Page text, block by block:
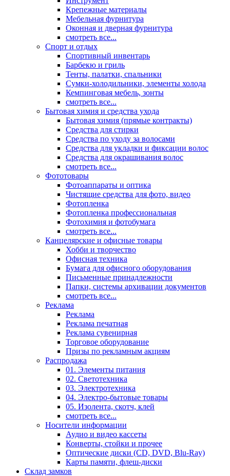
Крепежные материалы
Мебельная фурнитура
Оконная и дверная фурнитура
смотреть все...
Спорт и отдых
Спортивный инвентарь
Барбекю и гриль
Тенты, палатки, спальники
Сумки-холодильники, элементы холода
Кемпинговая мебель, зонты
смотреть все...
Бытовая химия и средства ухода
Бытовая химия (прямые контракты)
Средства для стирки
Средства по уходу за волосами
Средства для укладки и фиксации волос
Средства для окрашивания волос
смотреть все...
Фототовары
Фотоаппараты и оптика
Чистящие средства для фото, видео
Фотопленка
Фотопленка профессиональная
Фотохимия и фотобумага
смотреть все...
Канцелярские и офисные товары
Хобби и творчество
Офисная техника
Бумага для офисного оборудования
Письменные принадлежности
Папки, системы архивации документов
смотреть все...
Реклама
Реклама
Реклама печатная
Реклама сувенирная
Торговое оборудование
Призы по рекламным акциям
Распродажа
01. Элементы питания
02. Светотехника
03. Электротехника
04. Электро-бытовые товары
05. Изолента, скотч, клей
смотреть все...
Носители информации
Аудио и видео кассеты
Конверты, стойки и прочее
Оптические диски (CD, DVD, Blu-Ray)
Карты памяти, флеш-диски
Склад замков